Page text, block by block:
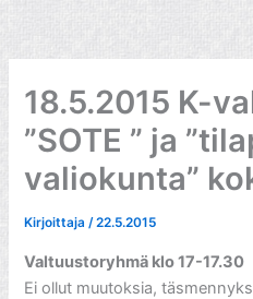
18.5.2015 K-
”SOTE ” ja
valiokunta”
Kirjoittaja/22.5.2015
Valtuustoryhmä klo 17-17.30
Ei ollut muutoksia,